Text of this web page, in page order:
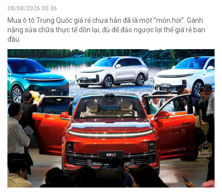
08/08/2026 00:36
Mua ô tô Trung Quốc giá rẻ chưa hẳn đã là một “món hời”. Gánh
nặng sửa chữa thực tế dồn lại, đủ để đảo ngược lợi thế giá rẻ ban
đầu.